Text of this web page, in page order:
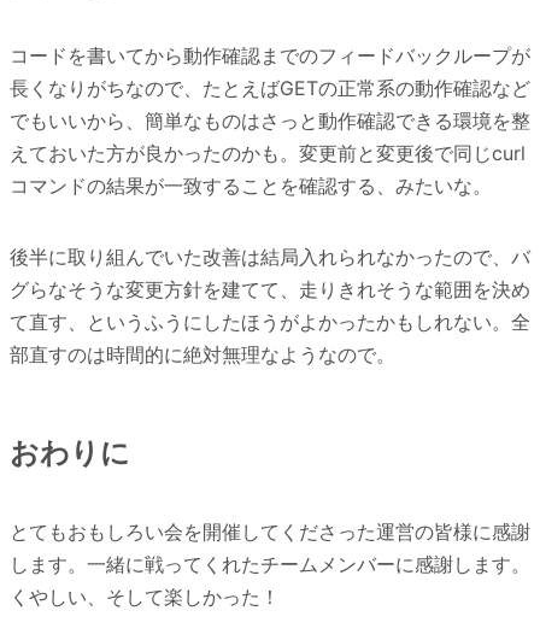
コードを書いてから動作確認までのフィードバックループが
長くなりがちなので、たとえばGETの正常系の動作確認など
でもいいから、簡単なものはさっと動作確認できる環境を整
えておいた方が良かったのかも。変更前と変更後で同じcurl
コマンドの結果が一致することを確認する、みたいな。
後半に取り組んでいた改善は結局入れられなかったので、バ
グらなそうな変更方針を建てて、走りきれそうな範囲を決め
て直す、というふうにしたほうがよかったかもしれない。全
部直すのは時間的に絶対無理なようなので。
おわりに
とてもおもしろい会を開催してくださった運営の皆様に感謝
します。一緒に戦ってくれたチームメンバーに感謝します。
くやしい、そして楽しかった！